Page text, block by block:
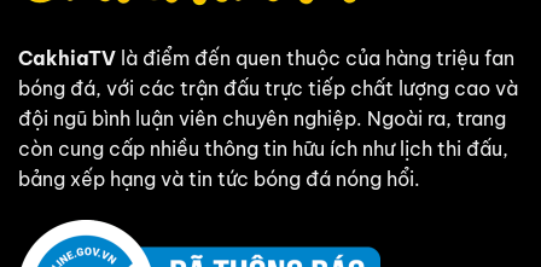
CakhiaTV là điểm đến quen thuộc của hàng triệu fan
bóng đá, với các trận đấu trực tiếp chất lượng cao và
đội ngũ bình luận viên chuyên nghiệp. Ngoài ra, trang
còn cung cấp nhiều thông tin hữu ích như lịch thi đấu,
bảng xếp hạng và tin tức bóng đá nóng hổi.